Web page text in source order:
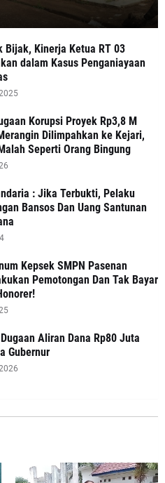
Bijak, Kinerja Ketua RT 03
dalam Kasus Penganiayaan
Korupsi Proyek Rp3,8 M
Dilimpahkan ke Kejari,
Seperti Orang Bingung
: Jika Terbukti, Pelaku
Bansos Dan Uang Santunan
Kepsek SMPN Pasenan
Pemotongan Dan Tak Bayar
Aliran Dana Rp80 Juta
Gubernur